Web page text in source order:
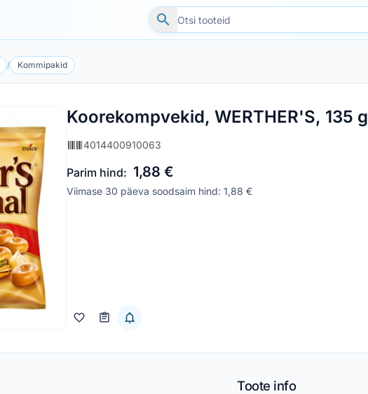
/ Kommipakid
Koorekompvekid, WERTHER'S, 135 g
4014400910063
Parim hind: 1,88 €
Viimase 30 päeva soodsaim hind: 1,88 €
Toote info